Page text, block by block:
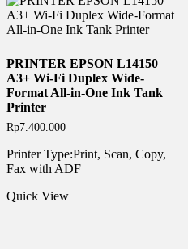
PRINTER EPSON L14150
A3+ Wi-Fi Duplex Wide-
Format All-in-One Ink Tank
Printer
Rp7.400.000
Printer Type:Print, Scan, Copy,
Fax with ADF
Quick View